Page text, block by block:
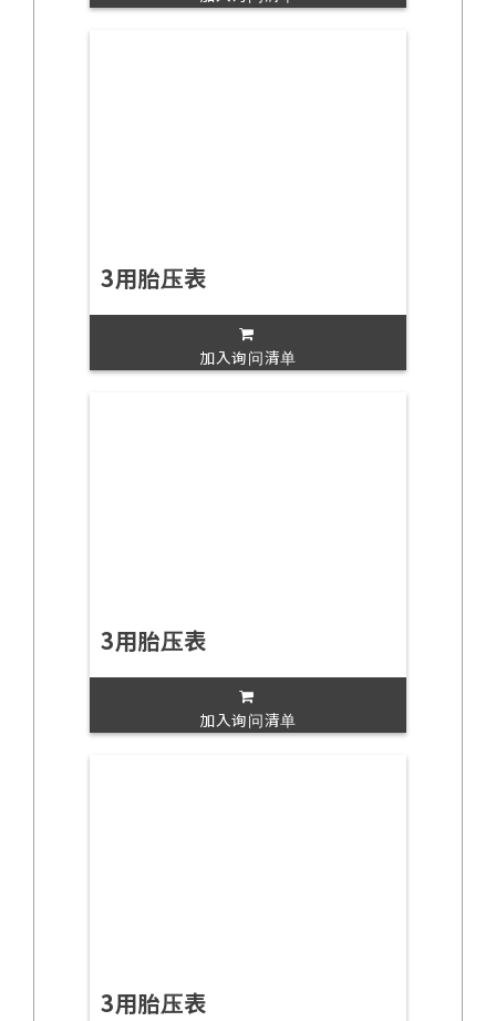
3用胎压表
加入询问清单
3用胎压表
加入询问清单
3用胎压表